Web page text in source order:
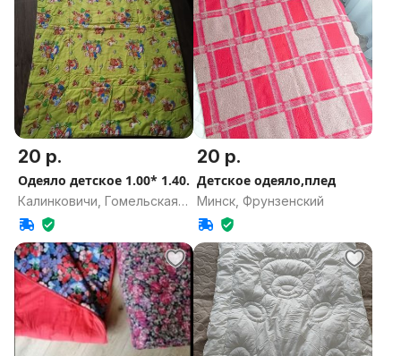
20 р.
Одеяло детское 1.00* 1.40.
Калинковичи, Гомельская
область
20 р.
Детское одеяло,плед
Минск, Фрунзенский